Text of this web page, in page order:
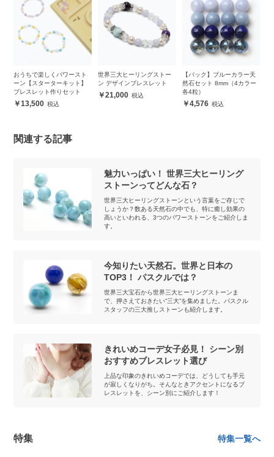
おうちで楽しくパワースト
ーン【スターターキット】
ブレスレット作りセット
13,500
世界三大ヒーリングストー
ン デザインブレスレット
21,000
【パック】ブルーカラー天
然石セット 8mm（4カラー
各4粒）
4,576
関連する記事
魅力いっぱい！ 世界三大ヒーリング
ストーンってどんな石？
世界三大ヒーリングストーンという言葉をご存じで
しょうか？数ある天然石の中でも、特に癒し効果の
高いといわれる、3つのパワーストーンをご紹介しま
す。
今知りたい天然石。世界と日本の
TOP3！ パスクルでは？
世界三大宝石から世界三大ヒーリングストーンま
で、押さえておきたい“三大”を集めました。パスクル
スタッフの三大推しストーンも紹介します。
きれいめコーデ女子必見！ シーン別
おすすめブレスレット選び
上品な印象のきれいめコーデでは、どうしても手元
が寂しくなりがち。そんなときアクセントになるブ
レスレットを、シーン別にご紹介します！
特集 特集一覧へ